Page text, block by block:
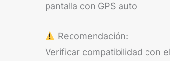
pantalla con GPS auto
Recomendación:
Verificar compatibilidad con